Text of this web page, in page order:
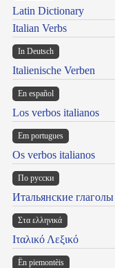
Latin Dictionary
Italian Verbs
In Deutsch
Italienische Verben
En español
Los verbos italianos
Em portugues
Os verbos italianos
По русски
Итальянские глаголы
Στα ελληνικά
Ιταλικό Λεξικό
Ën piemontèis